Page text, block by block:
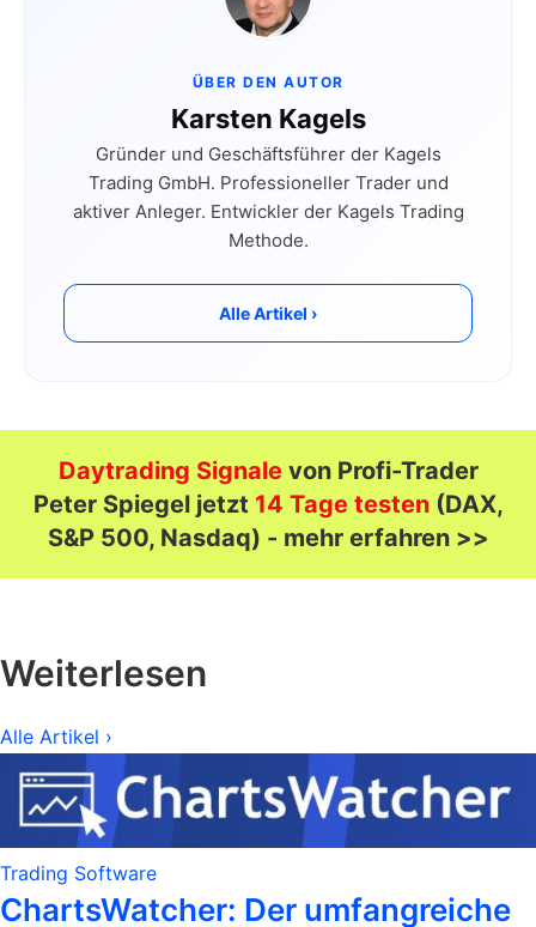
ÜBER DEN AUTOR
Karsten Kagels
Gründer und Geschäftsführer der Kagels
Trading GmbH. Professioneller Trader und
aktiver Anleger. Entwickler der Kagels Trading
Methode.
Alle Artikel ›
Daytrading Signalevon Profi-Trader
Peter Spiegel jetzt 14 Tage testen(DAX,
S&P 500, Nasdaq) - mehr erfahren >>
Weiterlesen
Alle Artikel ›
Trading Software
ChartsWatcher: Der umfangreiche